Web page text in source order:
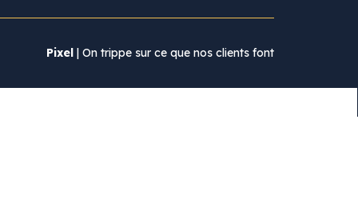
Pixel| On trippe sur ce que nos clients font